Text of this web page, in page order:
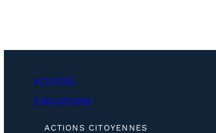
ACTIVITÉS
PUBLICATIONS
ACTIONS CITOYENNES